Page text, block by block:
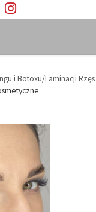
i Botoxu/Laminacji Rzęs